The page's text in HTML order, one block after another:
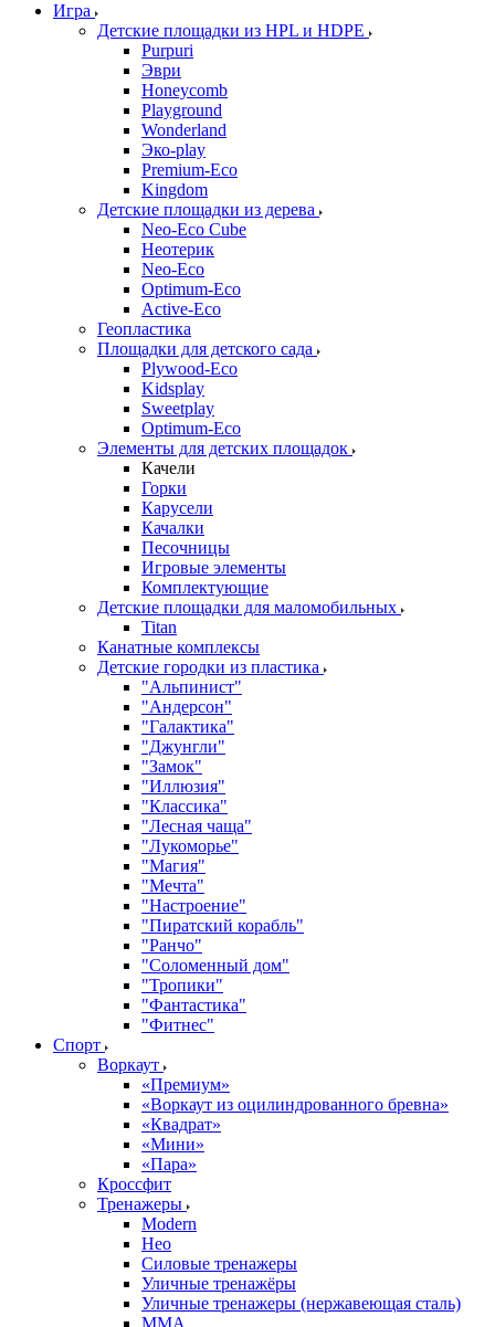
Игра
Детские площадки из HPL и HDPE
Purpuri
Эври
Honeycomb
Playground
Wonderland
Эко-play
Premium-Eco
Kingdom
Детские площадки из дерева
Neo-Eco Cube
Неотерик
Neo-Eco
Оptimum-Еco
Active-Eco
Геопластика
Площадки для детского сада
Plywood-Eco
Kidsplay
Sweetplay
Оptimum-Еco
Элементы для детских площадок
Качели
Горки
Карусели
Качалки
Песочницы
Игровые элементы
Комплектующие
Детские площадки для маломобильных
Titan
Канатные комплексы
Детские городки из пластика
"Альпинист"
"Андерсон"
"Галактика"
"Джунгли"
"Замок"
"Иллюзия"
"Классика"
"Лесная чаща"
"Лукоморье"
"Магия"
"Мечта"
"Настроение"
"Пиратский корабль"
"Ранчо"
"Соломенный дом"
"Тропики"
"Фантастика"
"Фитнес"
Спорт
Воркаут
«Премиум»
«Воркаут из оцилиндрованного бревна»
«Квадрат»
«Мини»
«Пара»
Кроссфит
Тренажеры
Modern
Нео
Силовые тренажеры
Уличные тренажёры
Уличные тренажеры (нержавеющая сталь)
ММА